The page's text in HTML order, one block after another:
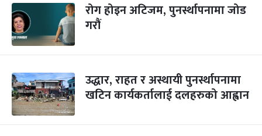
रोग होइन अटिजम, पुनर्स्थापनामा जोड
गरौं
उद्धार, राहत र अस्थायी पुनर्स्थापनामा
खटिन कार्यकर्तालाई दलहरुको आह्वान